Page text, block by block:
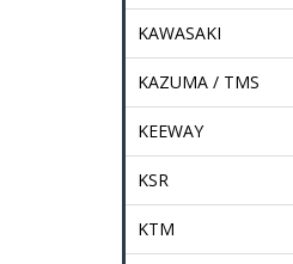
KAWASAKI
KAZUMA / TMS
KEEWAY
KSR
KTM